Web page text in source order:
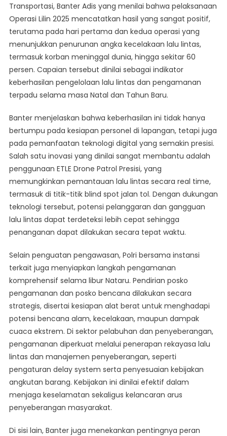
Transportasi, Banter Adis yang menilai bahwa pelaksanaan
Operasi Lilin 2025 mencatatkan hasil yang sangat positif,
terutama pada hari pertama dan kedua operasi yang
menunjukkan penurunan angka kecelakaan lalu lintas,
termasuk korban meninggal dunia, hingga sekitar 60
persen. Capaian tersebut dinilai sebagai indikator
keberhasilan pengelolaan lalu lintas dan pengamanan
terpadu selama masa Natal dan Tahun Baru.
Banter menjelaskan bahwa keberhasilan ini tidak hanya
bertumpu pada kesiapan personel di lapangan, tetapi juga
pada pemanfaatan teknologi digital yang semakin presisi.
Salah satu inovasi yang dinilai sangat membantu adalah
penggunaan ETLE Drone Patrol Presisi, yang
memungkinkan pemantauan lalu lintas secara real time,
termasuk di titik-titik blind spot jalan tol. Dengan dukungan
teknologi tersebut, potensi pelanggaran dan gangguan
lalu lintas dapat terdeteksi lebih cepat sehingga
penanganan dapat dilakukan secara tepat waktu.
Selain penguatan pengawasan, Polri bersama instansi
terkait juga menyiapkan langkah pengamanan
komprehensif selama libur Nataru. Pendirian posko
pengamanan dan posko bencana dilakukan secara
strategis, disertai kesiapan alat berat untuk menghadapi
potensi bencana alam, kecelakaan, maupun dampak
cuaca ekstrem. Di sektor pelabuhan dan penyeberangan,
pengamanan diperkuat melalui penerapan rekayasa lalu
lintas dan manajemen penyeberangan, seperti
pengaturan delay system serta penyesuaian kebijakan
angkutan barang. Kebijakan ini dinilai efektif dalam
menjaga keselamatan sekaligus kelancaran arus
penyeberangan masyarakat.
Di sisi lain, Banter juga menekankan pentingnya peran